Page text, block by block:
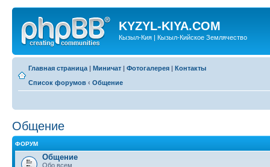
KYZYL-KIYA.COM
Кызыл-Кия | Кызыл-Кийское Землячество
Главная страница | Миничат | Фотогалерея | Контакты
Список форумов ‹ Общение
Общение
ФОРУМ
Общение
Обо всем